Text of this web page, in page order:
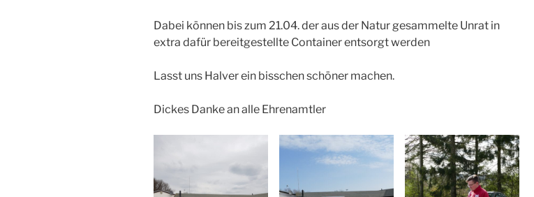
Dabei können bis zum 21.04. der aus der Natur gesammelte Unrat in
extra dafür bereitgestellte Container entsorgt werden
Lasst uns Halver ein bisschen schöner machen.
Dickes Danke an alle Ehrenamtler